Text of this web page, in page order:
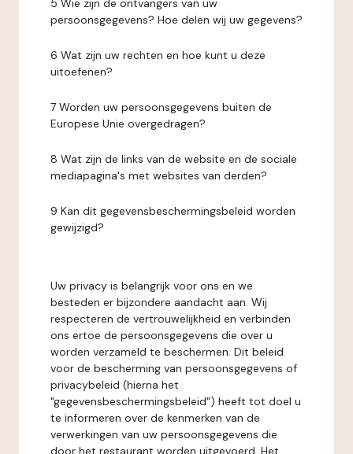
5 Wie zijn de ontvangers van uw
persoonsgegevens? Hoe delen wij uw gegevens?
6 Wat zijn uw rechten en hoe kunt u deze
uitoefenen?
7 Worden uw persoonsgegevens buiten de
Europese Unie overgedragen?
8 Wat zijn de links van de website en de sociale
mediapagina's met websites van derden?
9 Kan dit gegevensbeschermingsbeleid worden
gewijzigd?
Uw privacy is belangrijk voor ons en we
besteden er bijzondere aandacht aan. Wij
respecteren de vertrouwelijkheid en verbinden
ons ertoe de persoonsgegevens die over u
worden verzameld te beschermen. Dit beleid
voor de bescherming van persoonsgegevens of
privacybeleid (hierna het
"gegevensbeschermingsbeleid") heeft tot doel u
te informeren over de kenmerken van de
verwerkingen van uw persoonsgegevens die
door het restaurant worden uitgevoerd. Het